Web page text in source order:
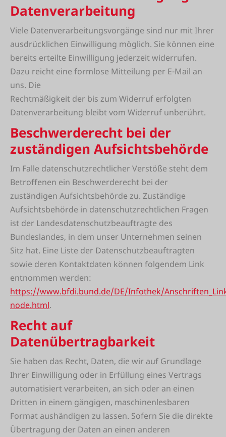
Datenverarbeitung
Viele Datenverarbeitungsvorgänge sind nur mit Ihrer
ausdrücklichen Einwilligung möglich. Sie können eine
bereits erteilte Einwilligung jederzeit widerrufen.
Dazu reicht eine formlose Mitteilung per E-Mail an
uns. Die
Rechtmäßigkeit der bis zum Widerruf erfolgten
Datenverarbeitung bleibt vom Widerruf unberührt.
Beschwerderecht bei der
zuständigen Aufsichtsbehörde
Im Falle datenschutzrechtlicher Verstöße steht dem
Betroffenen ein Beschwerderecht bei der
zuständigen Aufsichtsbehörde zu. Zuständige
Aufsichtsbehörde in datenschutzrechtlichen Fragen
ist der Landesdatenschutzbeauftragte des
Bundeslandes, in dem unser Unternehmen seinen
Sitz hat. Eine Liste der Datenschutzbeauftragten
sowie deren Kontaktdaten können folgendem Link
entnommen werden:
https://www.bfdi.bund.de/DE/Infothek/
node.html.
Recht auf
Datenübertragbarkeit
Sie haben das Recht, Daten, die wir auf Grundlage
Ihrer Einwilligung oder in Erfüllung eines Vertrags
automatisiert verarbeiten, an sich oder an einen
Dritten in einem gängigen, maschinenlesbaren
Format aushändigen zu lassen. Sofern Sie die direkte
Übertragung der Daten an einen anderen